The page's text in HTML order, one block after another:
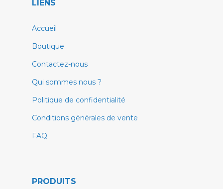
LIENS
Accueil
Boutique
Contactez-nous
Qui sommes nous ?
Politique de confidentialité
Conditions générales de vente
FAQ
PRODUITS